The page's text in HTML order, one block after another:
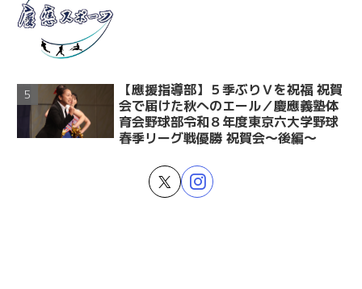
【應援指導部】５季ぶりＶを祝福 祝賀
会で届けた秋へのエール／慶應義塾体
育会野球部令和８年度東京六大学野球
春季リーグ戦優勝 祝賀会～後編～